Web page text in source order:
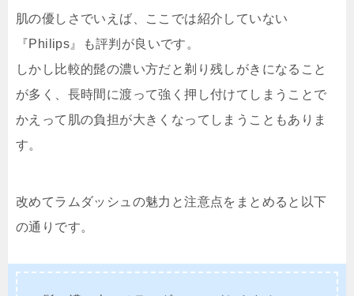
肌の優しさでいえば、ここでは紹介していない
『Philips』も評判が良いです。
しかし比較的髭の濃い方だと剃り残しがきになること
が多く、長時間に渡って強く押し付けてしまうことで
かえって肌の負担が大きくなってしまうこともありま
す。
改めてラムダッシュの魅力と注意点をまとめると以下
の通りです。